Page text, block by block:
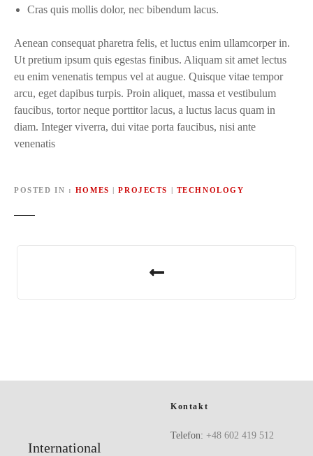
Cras quis mollis dolor, nec bibendum lacus.
Aenean consequat pharetra felis, et luctus enim ullamcorper in.
Ut pretium ipsum quis egestas finibus. Aliquam sit amet lectus
eu enim venenatis tempus vel at augue. Quisque vitae tempor
arcu, eget dapibus turpis. Proin aliquet, massa et vestibulum
faucibus, tortor neque porttitor lacus, a luctus lacus quam in
diam. Integer viverra, dui vitae porta faucibus, nisi ante
venenatis
POSTED IN HOMES |PROJECTS | TECHNOLOGY
International
Kontakt
Telefon: +48 602 419 512